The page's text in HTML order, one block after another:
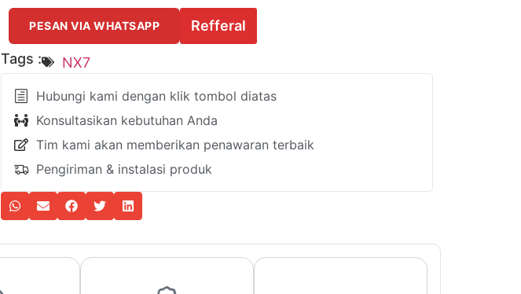
PESAN VIA WHATSAPP
Refferal
Tags :
NX7
Hubungi kami dengan klik tombol diatas
Konsultasikan kebutuhan Anda
Tim kami akan memberikan penawaran terbaik
Pengiriman & instalasi produk